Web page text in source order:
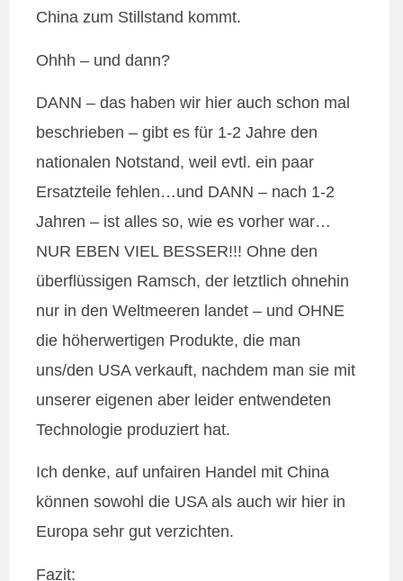
China zum Stillstand kommt.
Ohhh – und dann?
DANN – das haben wir hier auch schon mal
beschrieben – gibt es für 1-2 Jahre den
nationalen Notstand, weil evtl. ein paar
Ersatzteile fehlen…und DANN – nach 1-2
Jahren – ist alles so, wie es vorher war…
NUR EBEN VIEL BESSER!!! Ohne den
überflüssigen Ramsch, der letztlich ohnehin
nur in den Weltmeeren landet – und OHNE
die höherwertigen Produkte, die man
uns/den USA verkauft, nachdem man sie mit
unserer eigenen aber leider entwendeten
Technologie produziert hat.
Ich denke, auf unfairen Handel mit China
können sowohl die USA als auch wir hier in
Europa sehr gut verzichten.
Fazit: